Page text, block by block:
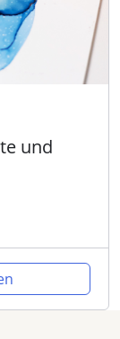
und